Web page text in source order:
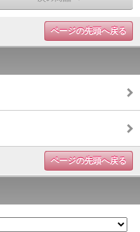
ページの先頭へ戻る
ページの先頭へ戻る